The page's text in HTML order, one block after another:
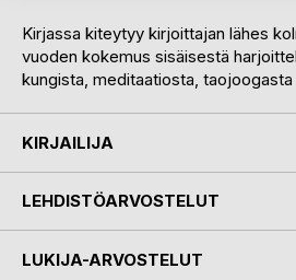
Kirjassa kiteytyy kirjoittajan lähes
vuoden kokemus sisäisestä
kungista, meditaatiosta, taojoogasta
KIRJAILIJA
LEHDISTÖARVOSTELUT
LUKIJA-ARVOSTELUT